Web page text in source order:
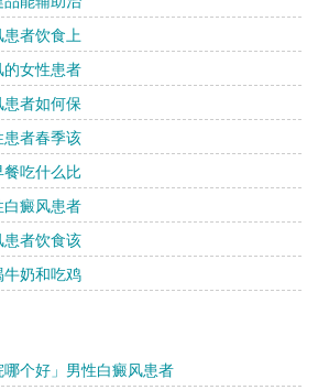
患者饮食上
的女性患者
患者如何保
患者春季该
餐吃什么比
白癜风患者
患者饮食该
牛奶和吃鸡
个好」男性白癜风患者